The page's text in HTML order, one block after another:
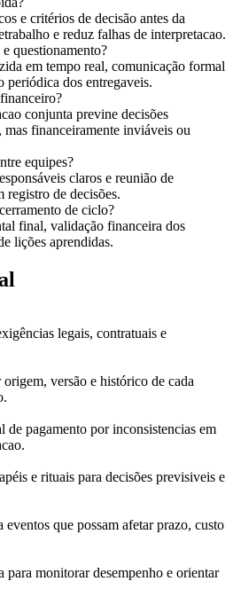
e critérios de decisão antes da
e reduz falhas de interpretacao.
questionamento?
em tempo real, comunicação formal
periódica dos entregaveis.
conjunta previne decisões
mas financeiramente inviáveis ou
equipes?
claros e reunião de
registro de decisões.
de ciclo?
final, validação financeira dos
lições aprendidas.
legais, contratuais e
versão e histórico de cada
de pagamento por inconsistencias em
e rituais para decisões previsiveis e
eventos que possam afetar prazo, custo
para monitorar desempenho e orientar